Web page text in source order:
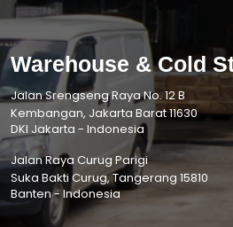
Warehouse & Cold
Jalan Srengseng Raya No. 12 B
Kembangan, Jakarta Barat 11630
DKI Jakarta - Indonesia
Jalan Raya Curug Parigi
Suka Bakti Curug, Tangerang 15810
Banten - Indonesia